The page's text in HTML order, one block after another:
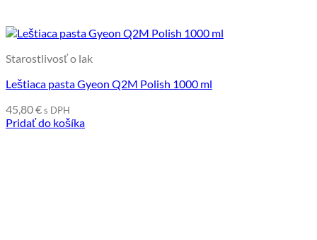
Starostlivosť o lak
Leštiaca pasta Gyeon Q2M Polish 1000 ml
45,80€s DPH
Pridať do košíka